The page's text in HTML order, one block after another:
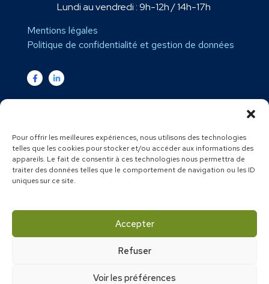
Pour offrir les meilleures expériences, nous utilisons des technologies
telles que les cookies pour stocker et/ou accéder aux informations des
appareils. Le fait de consentir à ces technologies nous permettra de
traiter des données telles que le comportement de navigation ou les ID
uniques sur ce site.
Accepter
Refuser
Voir les préférences
Lundi au vendredi : 9h-12h / 14h-17h
Mentions légales
Politique de confidentialité et gestion de données
comptable PACA–Expert comptable Brignoles–Expert
comptable Le Val–Expert comptable Carces–Expert
comptable Montfort–Expert comptable Cotignac–Expert
comptable Camps la source
Expert comptable Vins sur
caramy–Expert comptable Cabasse–Expert comptable
Flassans sur issole
Maximin la sainte baume–Expert comptable Correns–
Expert comptable Barjols–Expert comptable Pourrieres
Copyright © 2025 – Tous droits réservés – Création